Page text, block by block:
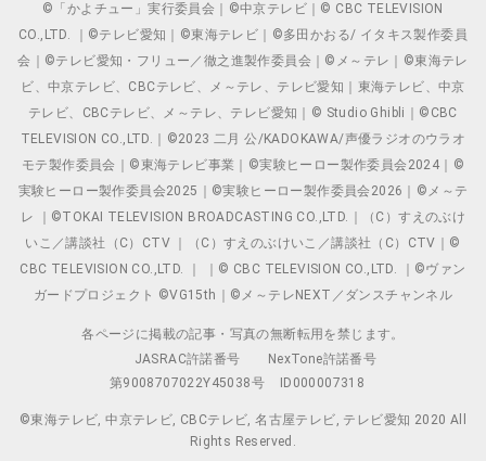
©「かよチュー」実行委員会｜©中京テレビ｜© CBC TELEVISION
CO.,LTD. ｜©テレビ愛知｜©東海テレビ｜©多田かおる/ イタキス製作委員
会｜©テレビ愛知・フリュー／徹之進製作委員会｜©メ～テレ｜©東海テレ
ビ、中京テレビ、CBCテレビ、メ～テレ、テレビ愛知｜東海テレビ、中京
テレビ、CBCテレビ、メ～テレ、テレビ愛知｜© Studio Ghibli｜©CBC
TELEVISION CO.,LTD.｜©2023 二月 公/KADOKAWA/声優ラジオのウラオ
モテ製作委員会｜©東海テレビ事業｜©実験ヒーロー製作委員会2024｜©
実験ヒーロー製作委員会2025｜©実験ヒーロー製作委員会2026｜©メ～テ
レ ｜©TOKAI TELEVISION BROADCASTING CO.,LTD.｜（C）すえのぶけ
いこ／講談社（C）CTV ｜（C）すえのぶけいこ／講談社（C）CTV｜©
CBC TELEVISION CO.,LTD. ｜ ｜© CBC TELEVISION CO.,LTD. ｜©ヴァン
ガードプロジェクト ©VG15th｜©メ～テレNEXT／ダンスチャンネル
各ページに掲載の記事・写真の無断転用を禁じます。
JASRAC許諾番号
NexTone許諾番号
第9008707022Y45038号
ID000007318
©東海テレビ, 中京テレビ, CBCテレビ, 名古屋テレビ, テレビ愛知 2020 All
Rights Reserved.